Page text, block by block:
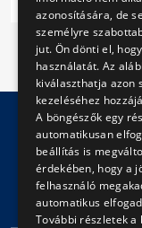
Impresszum
Adatvédelmi
azonosítására, de
személyre
jut. Ön dönti el,
használatát. Az
kiválaszthatja azon
kezeléséhez
A böngészők egy
automatikusan
beállítás is
érdekében, hogy a
felhasználó
automatikus
További részletek a